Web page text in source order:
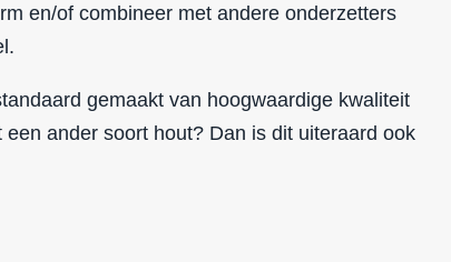
en/of combineer met andere onderzetters
gemaakt van hoogwaardige kwaliteit
ander soort hout? Dan is dit uiteraard ook